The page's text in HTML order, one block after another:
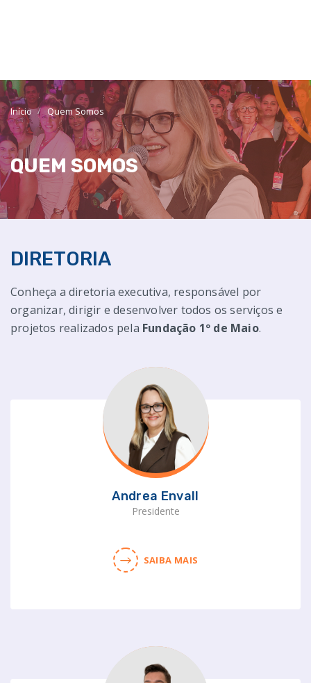
Início Quem Somos
QUEM SOMOS
DIRETORIA
Conheça a diretoria executiva, responsável por
organizar, dirigir e desenvolver todos os serviços e
projetos realizados pela Fundação 1º de Maio.
Andrea Envall
Presidente
SAIBA MAIS